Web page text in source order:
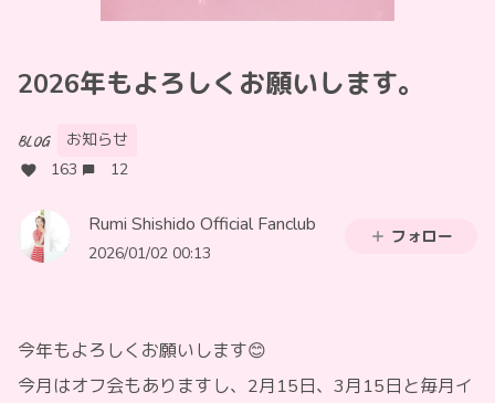
2026年もよろしくお願いします。
BLOG
お知らせ
163
12
Rumi Shishido Official Fanclub
2026/01/02 00:13
フォロー
今年もよろしくお願いします😊
今月はオフ会もありますし、2月15日、3月15日と毎月イ